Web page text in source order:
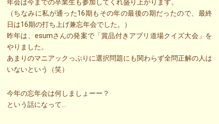
年会は今までの卒業生も参加してくれ盛り上がります。
（ちなみに私が通った16期もその年の最後の期だったので、最終
日は16期の打ち上げ兼忘年会でした。）
昨年は、esumさんの発案で「賞品付きアプリ道場クイズ大会」を
やりました。
あまりのマニアックっぷりに選択問題にも関わらず全問正解の人は
いないという（笑）
今年の忘年会は何しましょーー？
という話になって…